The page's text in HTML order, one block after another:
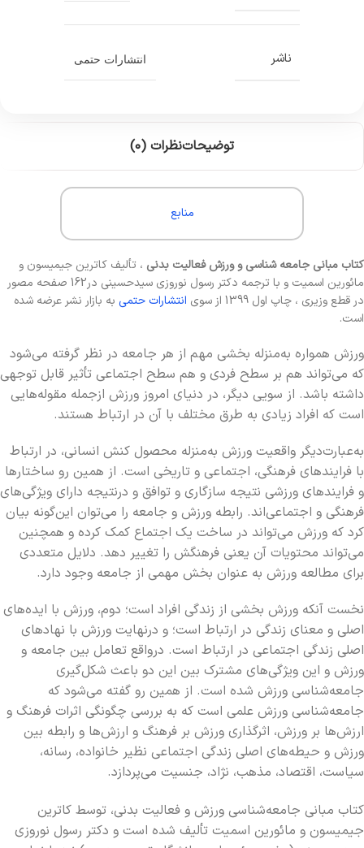
ناشر انتشارات حتمی
توضیحاتنظرات (0)
منابع
کتاب مبانی جامعه شناسی و ورزش فعالیت بدنی ، تألیف کاترین جیمیسون و
مائورین اسمیت و با ترجمه دکتر رسول نوروزی سیدحسینی در162 صفحه مصور
در قطع وزیری ، چاپ اول 1399 از سوی
انتشارات حتمی به بازار نشر عرضه شده
است.
ورزش همواره به‌منزله بخشی مهم از هر جامعه‎ در نظر گرفته می‌شود
که می‌تواند هم بر سطح فردی و هم سطح اجتماعی تأثیر قابل‌ توجهی
داشته باشد. از سویی دیگر، در دنیای امروز ورزش ازجمله مقوله‌هایی
است که افراد زیادی به طرق مختلف با آن در ارتباط هستند.
به‌عبارت‌دیگر واقعیت ورزش به‌منزله محصول کنش انسانی، در ارتباط
با فرایندهای فرهنگی، اجتماعی و تاریخی است. از همین رو ساختارها
و فرایندهای ورزشی نتیجه سازگاری و توافق و درنتیجه دارای ویژگی‌های
فرهنگی و اجتماعی‌اند. رابطه ورزش و جامعه را می‌توان این‌گونه بیان
کرد که ورزش می‌تواند در ساخت یک اجتماع کمک کرده و همچنین
می‌تواند محتویات آن یعنی فرهنگش را تغییر دهد. دلایل متعددی
برای مطالعه ورزش به‌ عنوان بخش مهمی از جامعه وجود دارد.
نخست آنکه ورزش بخشی از زندگی افراد است؛ دوم، ورزش با ایده‌های
اصلی و معنای زندگی در ارتباط است؛ و درنهایت ورزش با نهادهای
اصلی زندگی اجتماعی در ارتباط است. درواقع تعامل بین جامعه و
ورزش و این ویژگی‌های مشترک بین این دو باعث شکل‌گیری
جامعه‌شناسی ورزش شده است. از همین رو گفته می‌شود که
جامعه‌شناسی ورزش علمی است که به بررسی چگونگی اثرات فرهنگ و
ارزش‌ها بر ورزش، اثرگذاری ورزش بر فرهنگ و ارزش‌ها و رابطه بین
ورزش و حیطه‌های اصلی زندگی اجتماعی نظیر خانواده، رسانه،
سیاست، اقتصاد، مذهب، نژاد، جنسیت می‌پردازد.
کتاب مبانی جامعه‌شناسی ورزش و فعالیت بدنی، توسط کاترین
جیمیسون و مائورین اسمیت تألیف شده است و دکتر رسول نوروزی